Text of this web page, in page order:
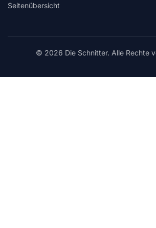
Seitenübersicht
© 2026 Die Schnitter. Alle Rechte